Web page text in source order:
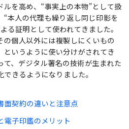
ルを高め、“事実上の本物”として扱
本人の代理も繰り返し同じ印影を
る証明として使われてきました。
の個人以外には複製しにくいもの
というように使い分けがされてき
て、デジタル署名の技術が生まれた
きるようになりました。
面契約の違いと注意点
電子印鑑のメリット